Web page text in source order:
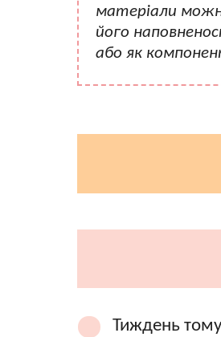
матеріали
його
або як
Тиждень